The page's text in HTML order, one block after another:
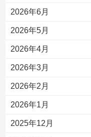
2026年6月
2026年5月
2026年4月
2026年3月
2026年2月
2026年1月
2025年12月